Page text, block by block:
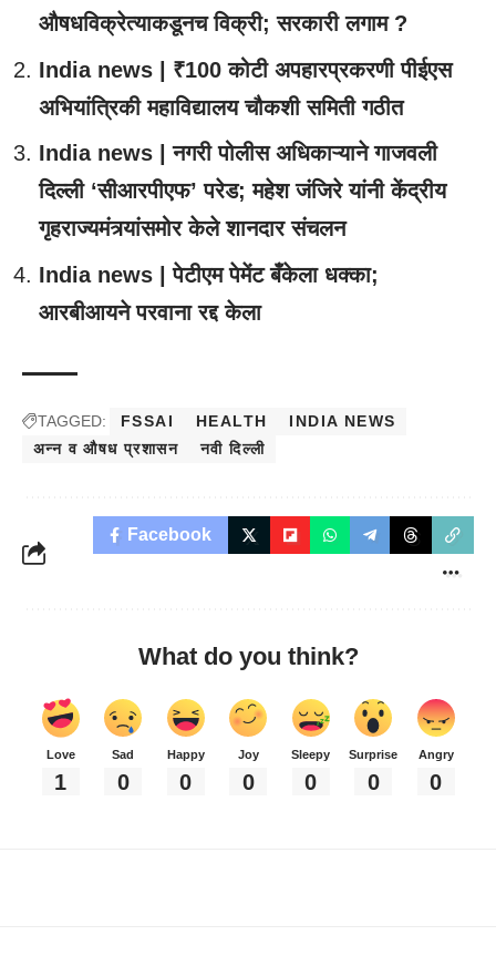
औषधविक्रेत्याकडूनच विक्री; सरकारी लगाम ?
India news | ₹100 कोटी अपहारप्रकरणी पीईएस
अभियांत्रिकी महाविद्यालय चौकशी समिती गठीत
India news | नगरी पोलीस अधिकाऱ्याने गाजवली
दिल्ली ‘सीआरपीएफ’ परेड; महेश जंजिरे यांनी केंद्रीय
गृहराज्यमंत्र्यांसमोर केले शानदार संचलन
India news | पेटीएम पेमेंट बँकेला धक्का;
आरबीआयने परवाना रद्द केला
TAGGED: FSSAI HEALTH
INDIA NEWS
अन्न व औषध प्रशासन
नवी दिल्ली
Facebook
What do you think?
Love
1
Sad
0
Happy
0
Joy
0
Sleepy
0
Surprise
0
Angry
0